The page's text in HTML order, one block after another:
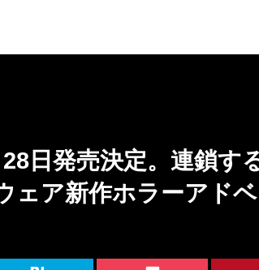
28日発売決定。連鎖す
ェア新作ホラーアド